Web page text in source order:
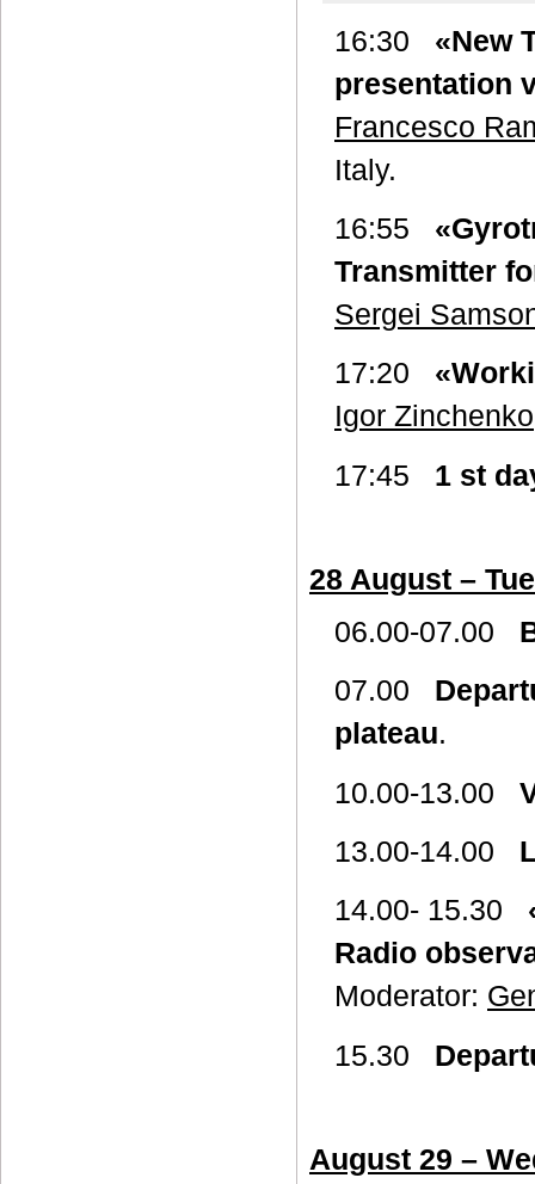
16:30 «New
presentation
Francesco
Italy.
16:55
Transmitter
Sergei
17:20
Igor Zinchenko
17:45 1 st
28 August –
06.00-07.00
07.00
plateau.
10.00-13.00
13.00-14.00
14.00- 15.30
Radio
Moderator:
15.30
August 29 –